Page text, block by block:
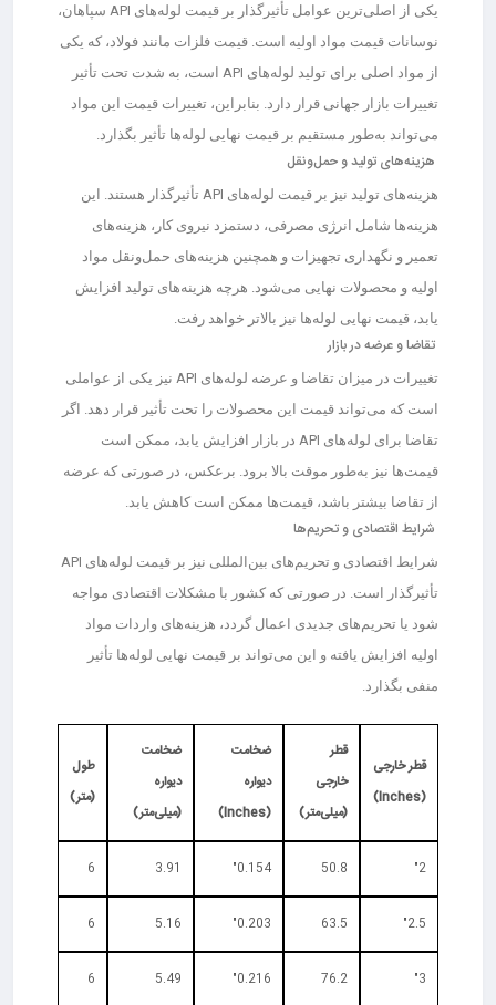
یکی از اصلی‌ترین عوامل تأثیرگذار بر قیمت لوله‌های API سپاهان،
نوسانات قیمت مواد اولیه است. قیمت فلزات مانند فولاد، که یکی
از مواد اصلی برای تولید لوله‌های API است، به شدت تحت تأثیر
تغییرات بازار جهانی قرار دارد. بنابراین، تغییرات قیمت این مواد
می‌تواند به‌طور مستقیم بر قیمت نهایی لوله‌ها تأثیر بگذارد.
هزینه‌های تولید و حمل‌ونقل
هزینه‌های تولید نیز بر قیمت لوله‌های API تأثیرگذار هستند. این
هزینه‌ها شامل انرژی مصرفی، دستمزد نیروی کار، هزینه‌های
تعمیر و نگهداری تجهیزات و همچنین هزینه‌های حمل‌ونقل مواد
اولیه و محصولات نهایی می‌شود. هرچه هزینه‌های تولید افزایش
یابد، قیمت نهایی لوله‌ها نیز بالاتر خواهد رفت.
تقاضا و عرضه در بازار
تغییرات در میزان تقاضا و عرضه لوله‌های API نیز یکی از عواملی
است که می‌تواند قیمت این محصولات را تحت تأثیر قرار دهد. اگر
تقاضا برای لوله‌های API در بازار افزایش یابد، ممکن است
قیمت‌ها نیز به‌طور موقت بالا برود. برعکس، در صورتی که عرضه
از تقاضا بیشتر باشد، قیمت‌ها ممکن است کاهش یابد.
شرایط اقتصادی و تحریم‌ها
شرایط اقتصادی و تحریم‌های بین‌المللی نیز بر قیمت لوله‌های API
تأثیرگذار است. در صورتی که کشور با مشکلات اقتصادی مواجه
شود یا تحریم‌های جدیدی اعمال گردد، هزینه‌های واردات مواد
اولیه افزایش یافته و این می‌تواند بر قیمت نهایی لوله‌ها تأثیر
منفی بگذارد.
قطر خارجی
(Inches)
قطر
خارجی
(میلی‌متر)
ضخامت
دیواره
(Inches)
ضخامت
دیواره
(میلی‌متر)
طول
(متر)
2"
50.8
0.154"
3.91
6
2.5"
63.5
0.203"
5.16
6
3"
76.2
0.216"
5.49
6